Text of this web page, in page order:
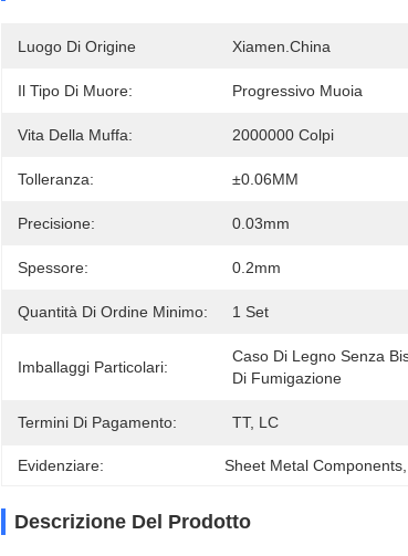
Luogo Di Origine Xiamen.China
Il Tipo Di Muore: Progressivo Muoia
Vita Della Muffa: 2000000 Colpi
Tolleranza: ±0.06MM
Precisione: 0.03mm
Spessore: 0.2mm
Quantità Di Ordine Minimo: 1 Set
Imballaggi Particolari:
Caso Di Legno Senza
Di Fumigazione
Termini Di Pagamento: TT, LC
Evidenziare: Sheet Metal Components
Descrizione Del Prodotto